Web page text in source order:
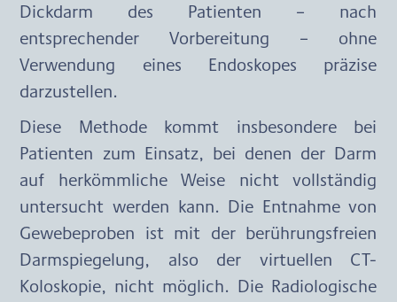
Dickdarm des Patienten – nach
entsprechender Vorbereitung – ohne
Verwendung eines Endoskopes präzise
darzustellen.
Diese Methode kommt insbesondere bei
Patienten zum Einsatz, bei denen der Darm
auf herkömmliche Weise nicht vollständig
untersucht werden kann. Die Entnahme von
Gewebeproben ist mit der berührungsfreien
Darmspiegelung, also der virtuellen CT-
Koloskopie, nicht möglich. Die Radiologische